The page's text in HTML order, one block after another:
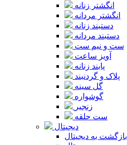
انگشتر زنانه
انگشتر مردانه
دستبند زنانه
دستبند مردانه
ست و نیم ست
آویز ساعت
پابند زنانه
پلاک و گردنبند
گل سینه
گوشواره
زنجیر
ست حلقه
دیجیتال
بازگشت به دیجیتال